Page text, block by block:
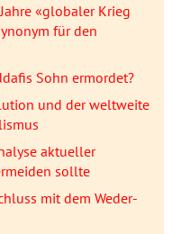
«globaler Krieg
für den
Sohn ermordet?
und der weltweite
aktueller
sollte
mit dem Weder-